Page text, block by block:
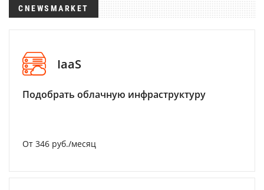
CNEWSMARKET
IaaS
Подобрать облачную инфраструктуру
От 346 руб./месяц